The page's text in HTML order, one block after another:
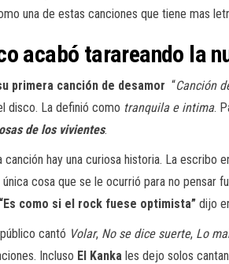
una de estas canciones que tiene mas
acabó tarareando la
primera canción de desamor “Canción
disco. La definió como tranquila e intima.
de los vivientes.
canción hay una curiosa historia. La escribo
única cosa que se le ocurrió para no pensar
“Es como si el rock fuese optimista” dijo
cantó Volar, No se dice suerte, Lo
Incluso El Kanka les dejo solos